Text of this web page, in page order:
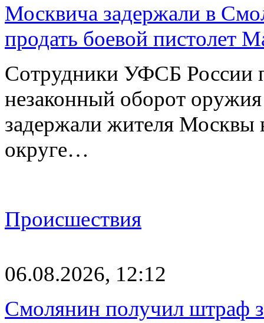
Москвича задержали в
продать боевой пистолет
Сотрудники УФСБ России
незаконный оборот
задержали жителя
округе…
Происшествия
06.08.2026, 12:12
Смолянин получил штраф